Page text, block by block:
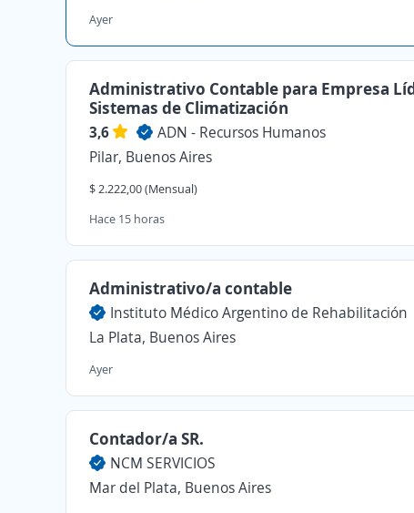
Ayer
Administrativo Contable para Empresa
Sistemas de Climatización
3,6
ADN - Recursos Humanos
Pilar, Buenos Aires
$ 2.222,00 (Mensual)
Hace 15 horas
Administrativo/a contable
Instituto Médico Argentino de Rehabilitación
La Plata, Buenos Aires
Ayer
Contador/a SR.
NCM SERVICIOS
Mar del Plata, Buenos Aires